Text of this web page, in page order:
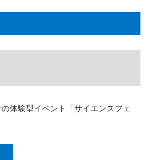
体験型イベント「サイエンスフェ